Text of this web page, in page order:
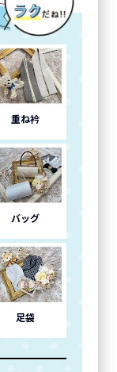
重ね衿
バッグ
足袋